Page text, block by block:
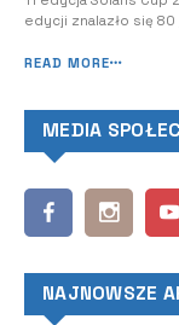
edycji znalazło się
READ MORE
MEDIA
NAJNOWSZE